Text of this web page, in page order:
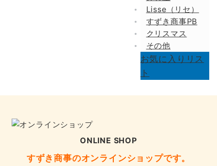
Lisse（リセ）
すずき商事PB
クリスマス
その他
お気に入りリス
ト
ONLINE SHOP
すずき商事のオンラインショップです。